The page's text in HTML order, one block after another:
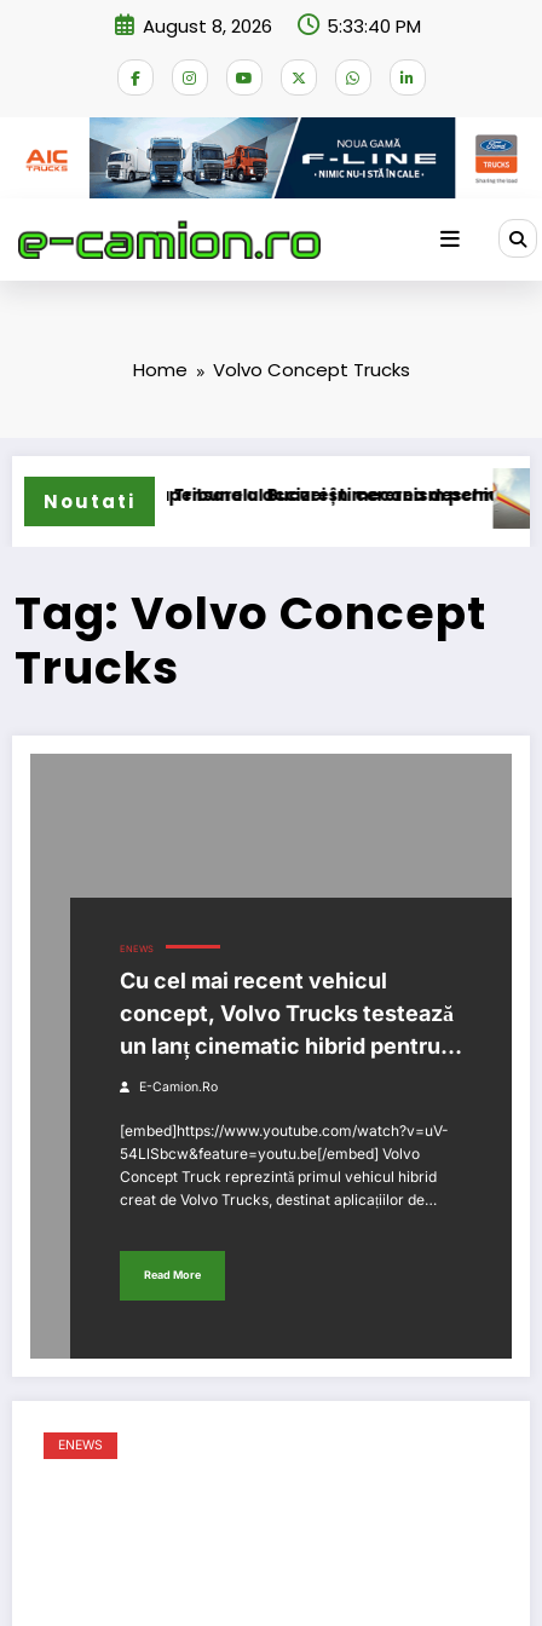
August 8, 2026 5:33:41 PM
Home Volvo Concept Trucks
Noutati
de compensare a accizei în mecanism permanent
a depus la Tribunalul București cererea deschiderii DKV
Tag: Volvo Concept
Trucks
ENEWS
Cu cel mai recent vehicul
concept, Volvo Trucks testează
un lanț cinematic hibrid pentru
transportul de cursă lungă
E-Camion.ro
[embed]https://www.youtube.com/watch?v=uV-
54LlSbcw&feature=youtu.be[/embed] Volvo
Concept Truck reprezintă primul vehicul hibrid
creat de Volvo Trucks, destinat aplicațiilor de…
Read More
ENEWS